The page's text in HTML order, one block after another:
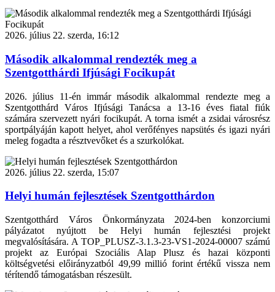
2026. július 22. szerda, 16:12
Második alkalommal rendezték meg a
Szentgotthárdi Ifjúsági Focikupát
2026. július 11-én immár második alkalommal rendezte meg a
Szentgotthárd Város Ifjúsági Tanácsa a 13-16 éves fiatal fiúk
számára szervezett nyári focikupát. A torna ismét a zsidai városrész
sportpályáján kapott helyet, ahol verőfényes napsütés és igazi nyári
meleg fogadta a résztvevőket és a szurkolókat.
2026. július 22. szerda, 15:07
Helyi humán fejlesztések Szentgotthárdon
Szentgotthárd Város Önkormányzata 2024-ben konzorciumi
pályázatot nyújtott be Helyi humán fejlesztési projekt
megvalósítására. A TOP_PLUSZ-3.1.3-23-VS1-2024-00007 számú
projekt az Európai Szociális Alap Plusz és hazai központi
költségvetési előirányzatból 49,99 millió forint értékű vissza nem
térítendő támogatásban részesült.